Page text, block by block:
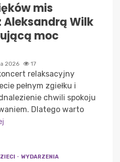
mis
Wilk
moc
2026 17
relaksacyjny
pełnym zgiełku i
chwili spokoju
Dlatego warto
WYDARZENIA